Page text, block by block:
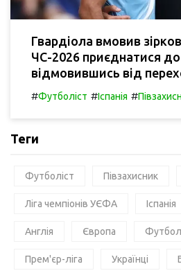
Гвардіола вмовив
ЧС-2026 приєднатися
відмовившись від
#Футболіст #Іспанія #
Теги
Футболіст Півзахисник
Ліга чемпіонів УЄФА Іспанія
Англія Європа Футбол
Прем'єр-ліга Українці